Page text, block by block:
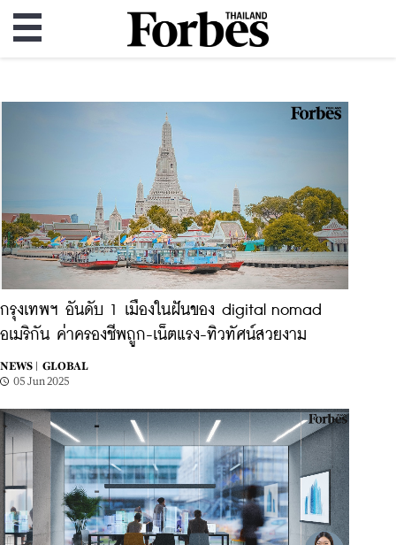
กรุงเทพฯ อันดับ 1 เมืองในฝันของ digital nomad
อเมริกัน ค่าครองชีพถูก-เน็ตแรง-ทิวทัศน์สวยงาม
NEWS |
GLOBAL
05 Jun 2025